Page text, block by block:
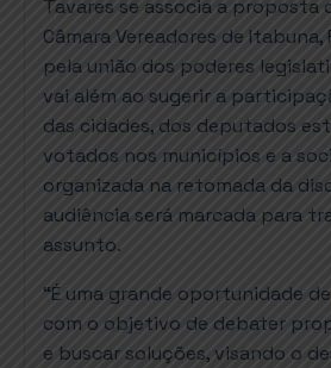
Tavares se associa a proposta
Câmara Vereadores de Itabuna,
pela união dos poderes
vai além ao sugerir a
das cidades, dos deputados
votados nos municípios e a
organizada na retomada da
audiência será marcada para
assunto.
“É uma grande oportunidade
com o objetivo de debater
e buscar soluções, visando o